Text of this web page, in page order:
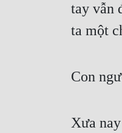
tay vẫn
ta một
Con
Xưa